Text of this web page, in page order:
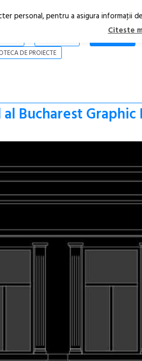
STIRI
DE PROIECTE
Bucharest Graphic
personal, pentru a asigura
Citeste